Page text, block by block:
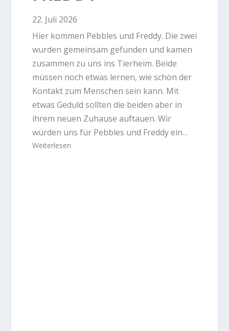
22. Juli 2026
Hier kommen Pebbles und Freddy. Die zwei
wurden gemeinsam gefunden und kamen
zusammen zu uns ins Tierheim. Beide
müssen noch etwas lernen, wie schön der
Kontakt zum Menschen sein kann. Mit
etwas Geduld sollten die beiden aber in
ihrem neuen Zuhause auftauen. Wir
würden uns für Pebbles und Freddy ein…
Weiterlesen